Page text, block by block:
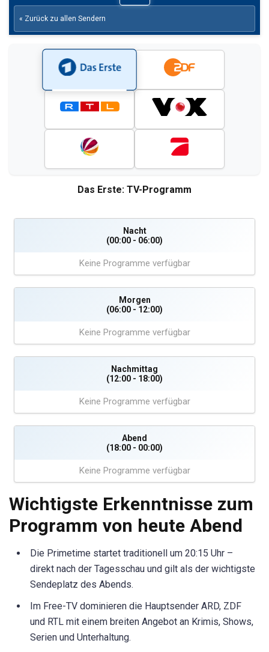
« Zurück zu allen Sendern
Das Erste: TV-Programm
Nacht
(00:00 - 06:00)
Keine Programme verfügbar
Morgen
(06:00 - 12:00)
Keine Programme verfügbar
Nachmittag
(12:00 - 18:00)
Keine Programme verfügbar
Abend
(18:00 - 00:00)
Keine Programme verfügbar
Wichtigste Erkenntnisse zum
Programm von heute Abend
Die Primetime startet traditionell um 20:15 Uhr –
direkt nach der Tagesschau und gilt als der wichtigste
Sendeplatz des Abends.
Im Free-TV dominieren die Hauptsender ARD, ZDF
und RTL mit einem breiten Angebot an Krimis, Shows,
Serien und Unterhaltung.